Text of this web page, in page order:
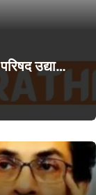
उद्या…